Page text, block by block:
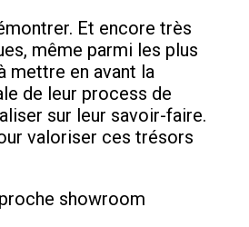
Et encore très
même parmi les plus
mettre en avant la
de leur process de
sur leur savoir-faire.
valoriser ces trésors
showroom